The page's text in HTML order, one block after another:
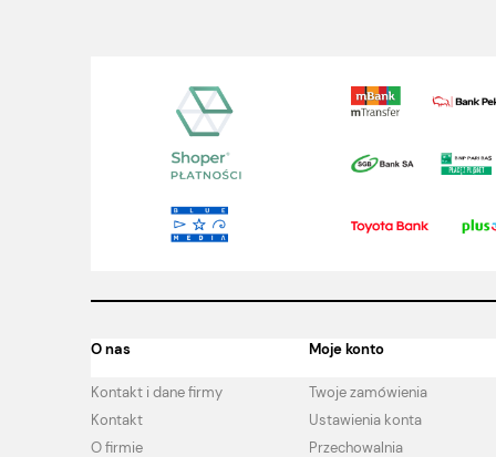
O nas
Kontakt i dane firmy
Kontakt
O firmie
Moje konto
Twoje zamówienia
Ustawienia konta
Przechowalnia